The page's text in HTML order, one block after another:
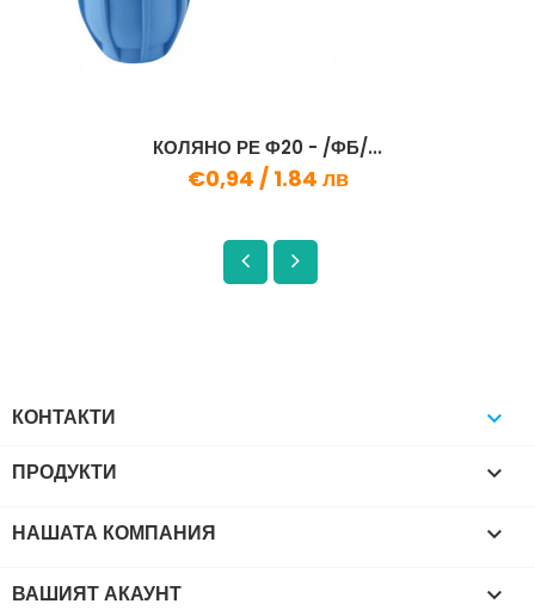
КОЛЯНО РЕ Ф20 - /ФБ/...
€0,94 / 1.84 лв
КОНТАКТИ 
ПРОДУКТИ 
НАШАТА КОМПАНИЯ 
ВАШИЯТ АКАУНТ 